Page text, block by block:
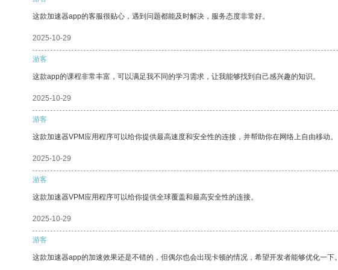
这款加速器app的客服很贴心，遇到问题都能及时解决，服务态度非常好。
2025-10-29
游客
这款app的课程非常丰富，可以满足我不同的学习需求，让我能够找到自己感兴趣的知识。
2025-10-29
游客
这款加速器VPM应用程序可以给你提供最高速度和安全性的连接，并帮助你在网络上自由移动。
2025-10-29
游客
这款加速器VPM应用程序可以给你提供全球覆盖和最高安全性的连接。
2025-10-29
游客
这款加速器app的加速效果还是不错的，但偶尔也会出现卡顿的情况，希望开发者能够优化一下。